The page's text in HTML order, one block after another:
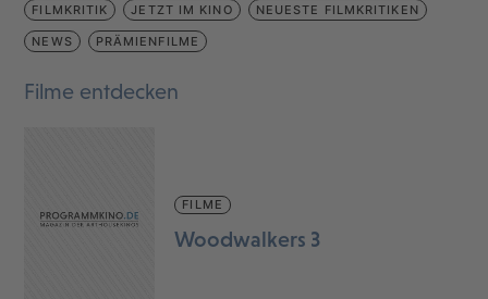
FILMKRITIK JETZT IM KINO NEUESTE FILMKRITIKEN
NEWS PRÄMIENFILME
Filme entdecken
FILME
Woodwalkers 3